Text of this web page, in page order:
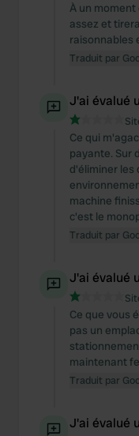
À un moment
assez et
raisonnables
Traduit par
J'ai évalué
Ce qui
payante. Sur
d'éliminer les
machine
c'est le
Traduit par
J'ai évalué
Ce que vous
pas un
maintenant
Traduit par
J'ai évalué